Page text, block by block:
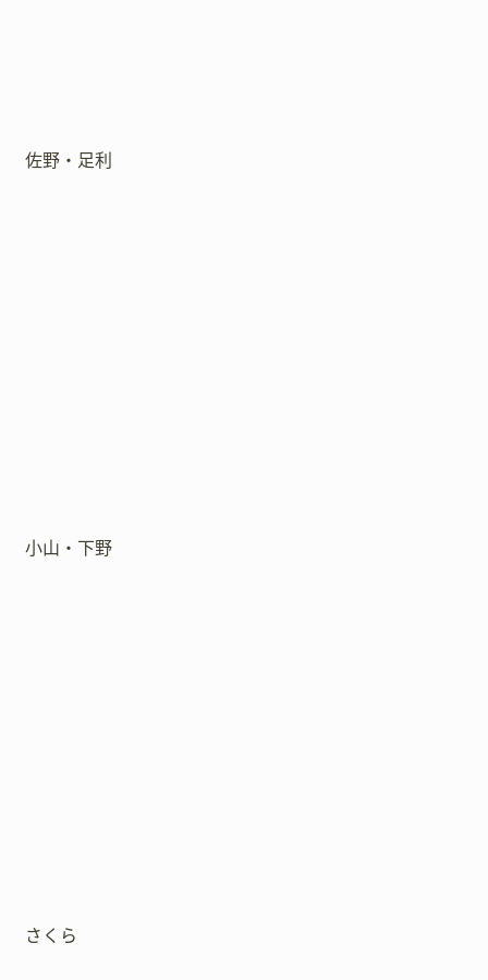
佐野・足利
小山・下野
さくら